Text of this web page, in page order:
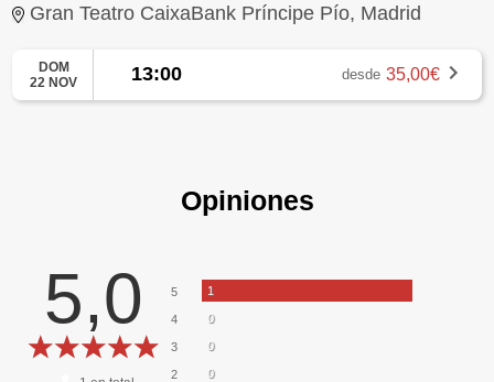
Gran Teatro CaixaBank Príncipe Pío, Madrid
DOM
22 NOV
13:00 desde 35,00€
Opiniones
5,0 5 1
4 0
3 0
2 0